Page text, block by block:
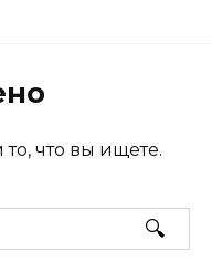
что вы ищете.